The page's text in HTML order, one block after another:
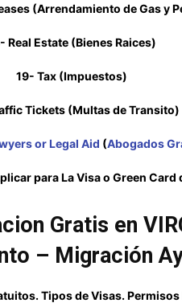
(Arrendamiento de Gas y
Real Estate (Bienes Raices)
19- Tax (Impuestos)
Tickets (Multas de Transito)
or Legal Aid (Abogados
para La Visa o Green
Gratis en
– Migración
Tipos de Visas.